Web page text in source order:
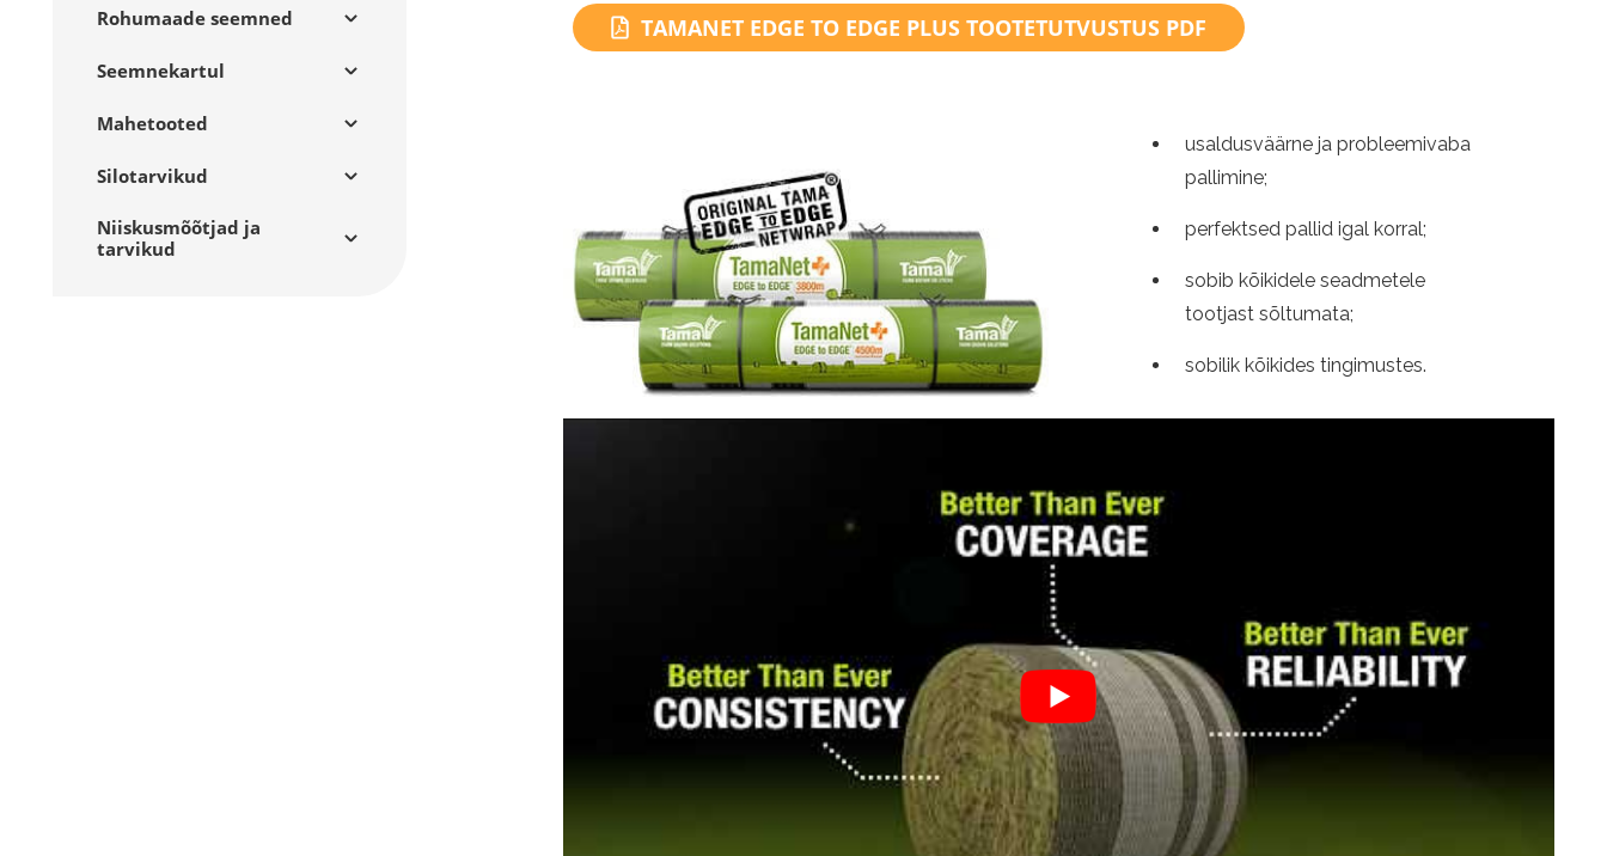
Rohumaade seemned
Seemnekartul
Mahetooted
Silotarvikud
Niiskusmõõtjad ja
tarvikud
TAMANET EDGE TO EDGE PLUS TOOTETUTVUSTUS PDF
usaldusväärne ja probleemivaba
pallimine;
perfektsed pallid igal korral;
sobib kõikidele seadmetele
tootjast sõltumata;
sobilik kõikides tingimustes.